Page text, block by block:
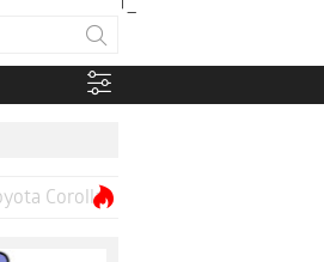
Corolla